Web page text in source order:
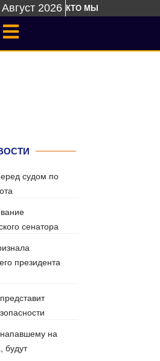
2026 КТО МЫ
судом по
сенатора
президента
на
будут